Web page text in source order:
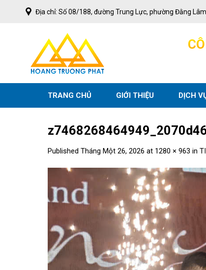
Địa chỉ: Số 08/188, đường Trung Lực, phường Đằng
CÔ
TRANG CHỦ GIỚI THIỆU DỊCH
Published Tháng Một 26, 2026 at 1280 × 963 in